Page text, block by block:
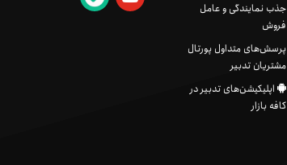
جذب نمایندگی و عامل
فروش
پرسش‌های متداول پورتال
مشتریان تدبیر
اپلیکیشن‌های تدبیر در
کافه بازار